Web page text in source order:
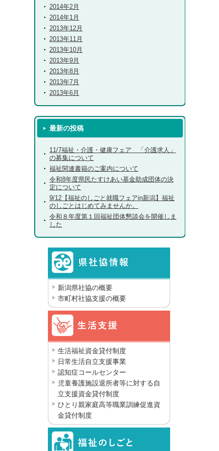
2014年2月
2014年1月
2013年12月
2013年11月
2013年10月
2013年9月
2013年8月
2013年7月
2013年6月
最新の投稿
11/7福祉・介護・健康フェア 「介護求人」
の募集について
福祉関連書籍のご案内について
令和8年度県民たすけあい基金助成団体の決
定について
9/12【福祉のしごと就職フェアin新潟】福祉
のしごとはじめてみませんか。
令和８年度第１回福祉団体懇談会を開催しま
した
新潟県社協の概要
市町村社協支援の概要
生活福祉資金貸付制度
日常生活自立支援事業
認知症コールセンター
児童養護施設退所者等に対する自
立支援資金貸付制度
ひとり親家庭高等職業訓練促進資
金貸付制度